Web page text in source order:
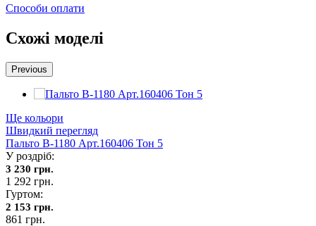
Способи оплати
Схожі моделі
Previous
Ще кольори
Швидкий перегляд
Пальто В-1180 Aрт.160406 Тон 5
У роздріб:
3 230 грн.
1 292 грн.
Гуртом:
2 153 грн.
861 грн.